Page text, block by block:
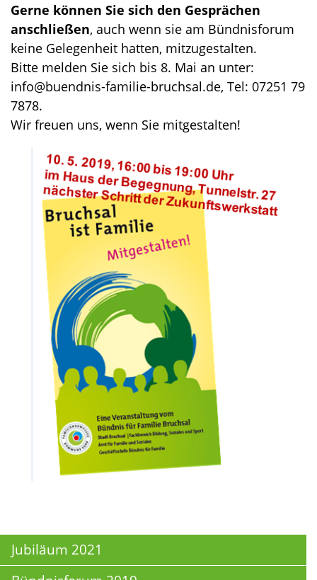
Jubiläum 2021
Gerne können Sie sich den Gesprächen
anschließen, auch wenn sie am Bündnisforum
keine Gelegenheit hatten, mitzugestalten.
Bitte melden Sie sich bis 8. Mai an unter:
info@buendnis-familie-bruchsal.de, Tel: 07251 79
7878.
Wir freuen uns, wenn Sie mitgestalten!